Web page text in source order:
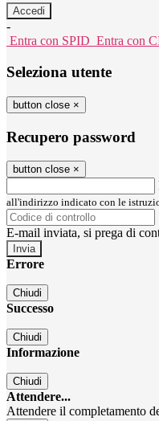
-
Entra con SPID Entra con
Seleziona utente
button close ×
Recupero password
button close ×
all'indirizzo indicato con le
E-mail inviata, si prega di
Errore
Chiudi
Successo
Chiudi
Informazione
Chiudi
Attendere...
Attendere il completamento